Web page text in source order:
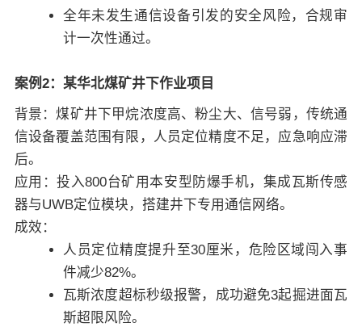
全年未发生通信设备引发的安全风险，合规审
计一次性通过。
案例2：某华北煤矿井下作业项目
背景：煤矿井下甲烷浓度高、粉尘大、信号弱，传统通
信设备覆盖范围有限，人员定位精度不足，应急响应滞
后。
应用：投入800台矿用本安型防爆手机，集成瓦斯传感
器与UWB定位模块，搭建井下专用通信网络。
成效：
人员定位精度提升至30厘米，危险区域闯入事
件减少82%。
瓦斯浓度超标秒级报警，成功避免3起掘进面瓦
斯超限风险。